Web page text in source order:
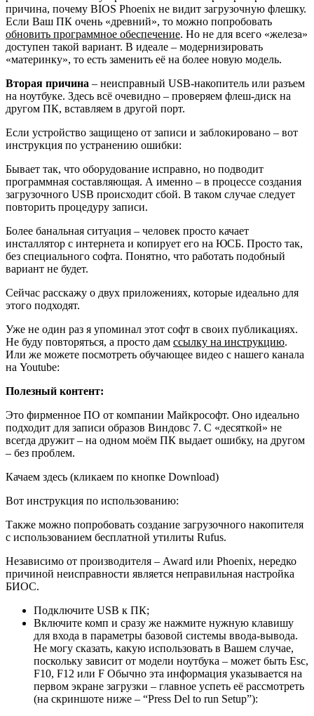
причина, почему BIOS Phoenix не видит загрузочную флешку.
Если Ваш ПК очень «древний», то можно попробовать
обновить программное обеспечение. Но не для всего «железа»
доступен такой вариант. В идеале – модернизировать
«материнку», то есть заменить её на более новую модель.
Вторая причина – неисправный USB-накопитель или разъем
на ноутбуке. Здесь всё очевидно – проверяем флеш-диск на
другом ПК, вставляем в другой порт.
Если устройство защищено от записи и заблокировано – вот
инструкция по устранению ошибки:
Бывает так, что оборудование исправно, но подводит
программная составляющая. А именно – в процессе создания
загрузочного USB происходит сбой. В таком случае следует
повторить процедуру записи.
Более банальная ситуация – человек просто качает
инсталлятор с интернета и копирует его на ЮСБ. Просто так,
без специального софта. Понятно, что работать подобный
вариант не будет.
Сейчас расскажу о двух приложениях, которые идеально для
этого подходят.
Уже не один раз я упоминал этот софт в своих публикациях.
Не буду повторяться, а просто дам ссылку на инструкцию.
Или же можете посмотреть обучающее видео с нашего канала
на Youtube:
Полезный контент:
Это фирменное ПО от компании Майкрософт. Оно идеально
подходит для записи образов Виндовс 7. С «десяткой» не
всегда дружит – на одном моём ПК выдает ошибку, на другом
– без проблем.
Качаем здесь (кликаем по кнопке Download)
Вот инструкция по использованию:
Также можно попробовать создание загрузочного накопителя
с использованием бесплатной утилиты Rufus.
Независимо от производителя – Award или Phoenix, нередко
причиной неисправности является неправильная настройка
БИОС.
Подключите USB к ПК;
Включите комп и сразу же нажмите нужную клавишу
для входа в параметры базовой системы ввода-вывода.
Не могу сказать, какую использовать в Вашем случае,
поскольку зависит от модели ноутбука – может быть Esc,
F10, F12 или F Обычно эта информация указывается на
первом экране загрузки – главное успеть её рассмотреть
(на скриншоте ниже – “Press Del to run Setup”):